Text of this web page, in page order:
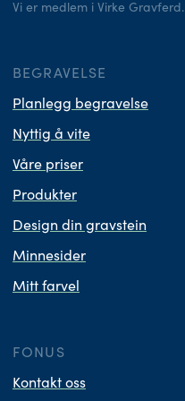
Vi er medlem i Virke Gravferd.
BEGRAVELSE
Planlegg begravelse
Nyttig å vite
Våre priser
Produkter
Design din gravstein
Minnesider
Mitt farvel
FONUS
Kontakt oss